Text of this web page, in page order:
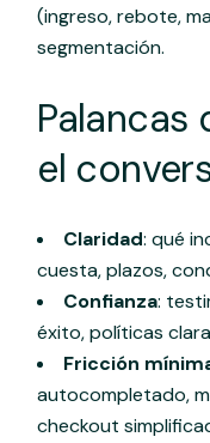
(ingreso, rebote,
segmentación.
Palancas
el
Claridad: qué
cuesta, plazos,
Confianza:
éxito, políticas
Fricción
autocompletado,
checkout